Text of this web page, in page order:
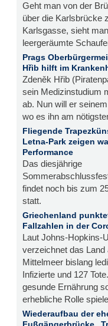
Geht man von der
über die Karlsbrücke
Karlsgasse, sieht
leergeräumte
Prags
Hřib hilft im
Zdeněk Hřib
sein Medizinstudium
ab. Nun will er
wo es ihn am
Fliegende
Letna-Park zeigen
Performance
Das diesjährige
findet noch bis zum
statt.
Griechenland
Fallzahlen in der
Laut Johns-Hopkins-
verzeichnet das Land
Mittelmeer bislang
Infizierte und 127
gesunde Ernährung
erhebliche Rolle
Wiederaufbau der